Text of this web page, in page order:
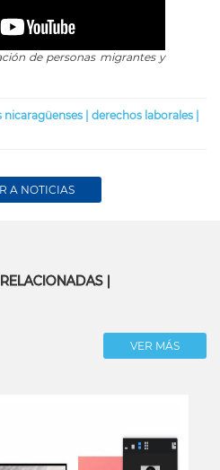
de personas migrantes y
nicaragüenses | derechos laborales |
A NOTICIAS
|
VER MÁS